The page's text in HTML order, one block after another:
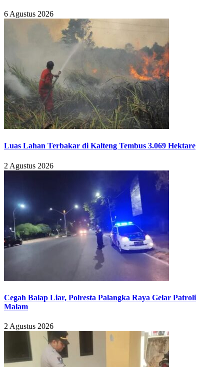
6 Agustus 2026
Luas Lahan Terbakar di Kalteng Tembus 3.069 Hektare
2 Agustus 2026
Cegah Balap Liar, Polresta Palangka Raya Gelar Patroli
Malam
2 Agustus 2026